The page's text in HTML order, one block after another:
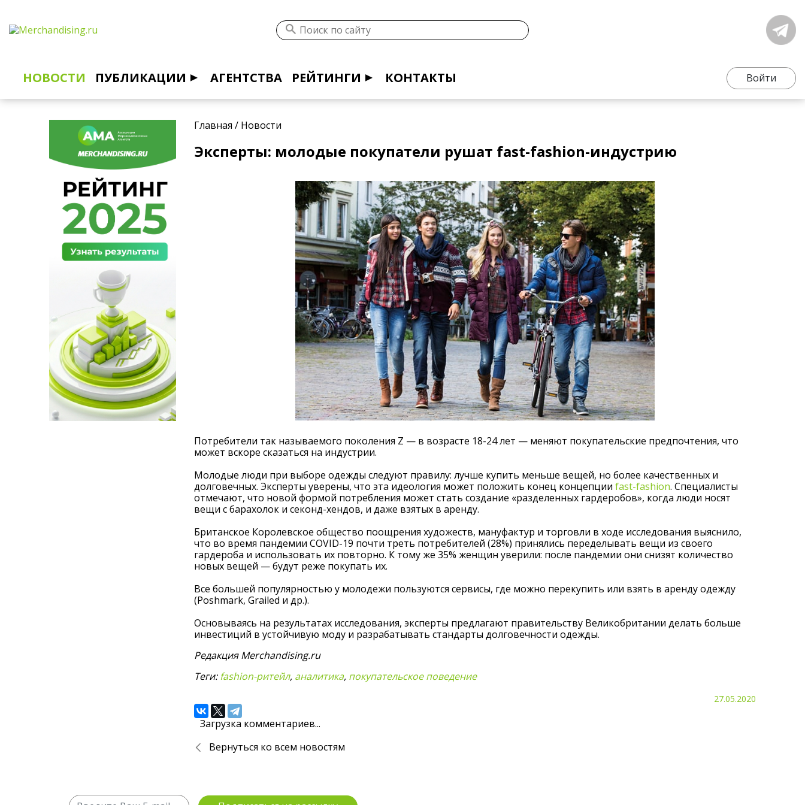
НОВОСТИ ПУБЛИКАЦИИ АГЕНТСТВА РЕЙТИНГИ КОНТАКТЫ Войти
Главная / Новости
Эксперты: молодые покупатели рушат fast-fashion-индустрию
Потребители так называемого поколения Z — в возрасте 18-24 лет — меняют покупательские предпочтения, что
может вскоре сказаться на индустрии.
Молодые люди при выборе одежды следуют правилу: лучше купить меньше вещей, но более качественных и
долговечных. Эксперты уверены, что эта идеология может положить конец концепцииfast-fashion. Специалисты
отмечают, что новой формой потребления может стать создание «разделенных гардеробов», когда люди носят
вещи с барахолок и секонд-хендов, и даже взятых в аренду.
Британское Королевское общество поощрения художеств, мануфактур и торговли в ходе исследования выяснило,
что во время пандемии COVID-19 почти треть потребителей (28%) принялись переделывать вещи из своего
гардероба и использовать их повторно. К тому же 35% женщин уверили: после пандемии они снизят количество
новых вещей — будут реже покупать их.
Все большей популярностью у молодежи пользуются сервисы, где можно перекупить или взять в аренду одежду
(Poshmark, Grailed и др.).
Основываясь на результатах исследования, эксперты предлагают правительству Великобритании делать больше
инвестиций в устойчивую моду и разрабатывать стандарты долговечности одежды.
Редакция Merchandising.ru
Теги:fashion-ритейл, аналитика, покупательское поведение
27.05.2020
Загрузка комментариев...
Вернуться ко всем новостям